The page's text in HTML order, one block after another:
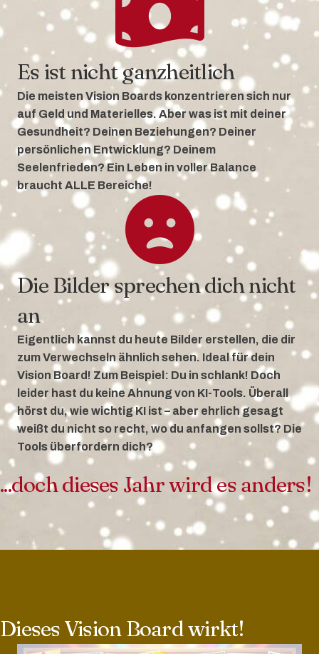
Es ist nicht ganzheitlich
Die meisten Vision Boards konzentrieren sich nur
auf Geld und Materielles. Aber was ist mit deiner
Gesundheit? Deinen Beziehungen? Deiner
persönlichen Entwicklung? Deinem
Seelenfrieden? Ein Leben in voller Balance
braucht ALLE Bereiche!
Die Bilder sprechen dich nicht
an
Eigentlich kannst du heute Bilder erstellen, die dir
zum Verwechseln ähnlich sehen. Ideal für dein
Vision Board! Zum Beispiel: Du in schlank! Doch
leider hast du keine Ahnung von KI-Tools. Überall
hörst du, wie wichtig KI ist – aber ehrlich gesagt
weißt du nicht so recht, wo du anfangen sollst? Die
Tools überfordern dich?
...doch dieses Jahr wird es anders!
Dieses Vision Board wirkt!